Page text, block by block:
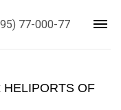
77-000-77
HELIPORTS OF